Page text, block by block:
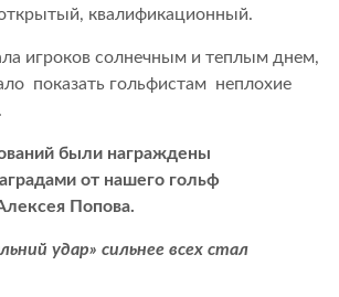
квалификационный.
игроков солнечным и теплым днем,
показать гольфистам неплохие
были награждены
от нашего гольф
Попова.
удар» сильнее всех стал